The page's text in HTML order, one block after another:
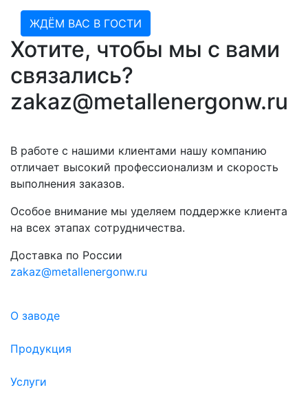
ЖДЁМ ВАС В ГОСТИ
Хотите, чтобы мы с вами
связались?
zakaz@metallenergonw.ru
В работе с нашими клиентами нашу компанию
отличает высокий профессионализм и скорость
выполнения заказов.
Особое внимание мы уделяем поддержке клиента
на всех этапах сотрудничества.
Доставка по России
zakaz@metallenergonw.ru
О заводе
Продукция
Услуги